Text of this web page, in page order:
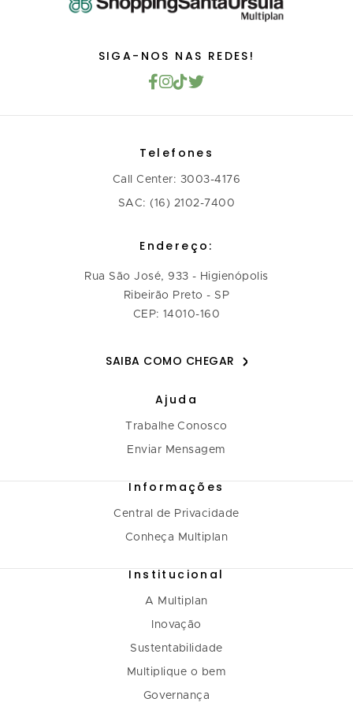
SIGA-NOS NAS REDES!
Telefones
Call Center: 3003-4176
SAC: (16) 2102-7400
Endereço:
Rua São José, 933 - Higienópolis
Ribeirão Preto - SP
CEP: 14010-160
SAIBA COMO CHEGAR
Ajuda
Trabalhe Conosco
Enviar Mensagem
Informações
Central de Privacidade
Conheça Multiplan
Institucional
A Multiplan
Inovação
Sustentabilidade
Multiplique o bem
Governança